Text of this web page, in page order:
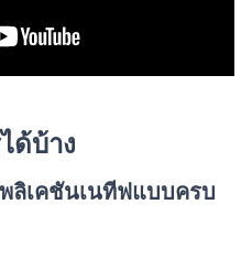
ด้บ้าง
ลิเคชันเนทีฟแบบครบ